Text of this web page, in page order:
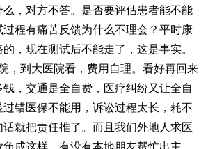
，对方不答。是否要评估患者能不能
程有痛苦反馈为什么不理会？平时康
，现在测试后不能走了，这是事实。
，到大医院看，费用自理。看好再回来
，交通是全自费，医疗纠纷又让全自
错医保不能用，诉讼过程太长，耗不
就把责任推了。而且我们外地人求医